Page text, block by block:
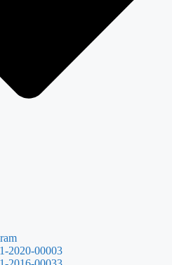
2020-00003